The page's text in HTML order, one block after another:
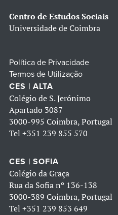
Centro de Estudos Sociais
Universidade de Coimbra
Política de Privacidade
Termos de Utilização
CES | ALTA
Colégio de S. Jerónimo
Apartado 3087
3000-995 Coimbra, Portugal
Tel +351 239 855 570
CES | SOFIA
Colégio da Graça
Rua da Sofia nº 136-138
3000-389 Coimbra, Portugal
Tel +351 239 853 649